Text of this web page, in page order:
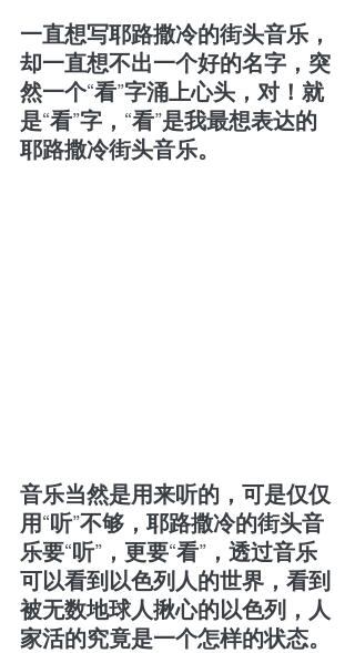
一直想写耶路撒冷的街头音乐，
却一直想不出一个好的名字，突
然一个“看”字涌上心头，对！就
是“看”字，“看”是我最想表达的
耶路撒冷街头音乐。
音乐当然是用来听的，可是仅仅
用“听”不够，耶路撒冷的街头音
乐要“听”，更要“看”，透过音乐
可以看到以色列人的世界，看到
被无数地球人揪心的以色列，人
家活的究竟是一个怎样的状态。